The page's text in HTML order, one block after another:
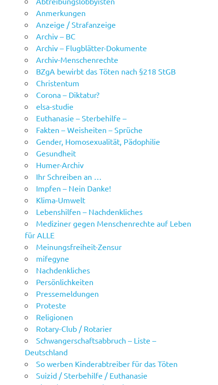
Anmerkungen
Anzeige / Strafanzeige
Archiv – BC
Archiv – Flugblätter-Dokumente
Archiv-Menschenrechte
BZgA bewirbt das Töten nach §218 StGB
Christentum
Corona – Diktatur?
elsa-studie
Euthanasie – Sterbehilfe –
Fakten – Weisheiten – Sprüche
Gender, Homosexualität, Pädophilie
Gesundheit
Humer-Archiv
Ihr Schreiben an …
Impfen – Nein Danke!
Klima-Umwelt
Lebenshilfen – Nachdenkliches
Mediziner gegen Menschenrechte auf Leben
für ALLE
Meinungsfreiheit-Zensur
mifegyne
Nachdenkliches
Persönlichkeiten
Pressemeldungen
Proteste
Religionen
Rotary-Club / Rotarier
Schwangerschaftsabbruch – Liste –
Deutschland
So werben Kinderabtreiber für das Töten
Suizid / Sterbehilfe / Euthanasie